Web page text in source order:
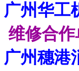
广州华
维修合作
广州穗港